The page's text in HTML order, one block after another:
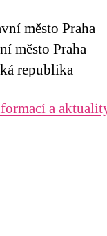
město Praha
město Praha
republika
a